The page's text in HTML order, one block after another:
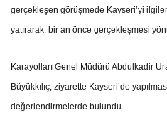
gerçekleşen görüşmede Kayseri’yi
yatırarak, bir an önce gerçekleşmesi
Karayolları Genel Müdürü Abdulkadir
Büyükkılıç, ziyarette Kayseri’de
değerlendirmelerde bulundu.